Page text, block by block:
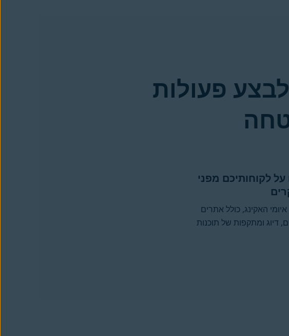
פעולות
על לקוחותיכם מפני
האקינג, כולל אתרים
דיוג ומתקפות של תוכנות